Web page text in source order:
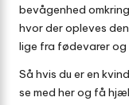
bevågenhed
hvor der opleves
lige fra fødevarer
Så hvis du er en
se med her og få